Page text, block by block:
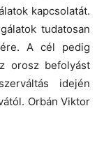
kapcsolatát.
tudatosan
A cél pedig
orosz befolyást
idején
Orbán Viktor